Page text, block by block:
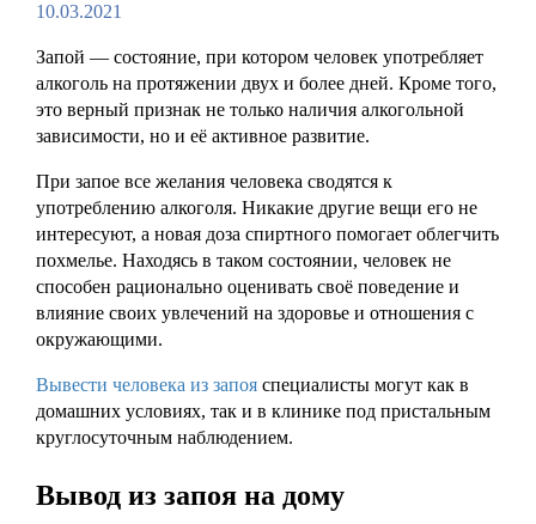
10.03.2021
Запой — состояние, при котором человек употребляет
алкоголь на протяжении двух и более дней. Кроме того,
это верный признак не только наличия алкогольной
зависимости, но и её активное развитие.
При запое все желания человека сводятся к
употреблению алкоголя. Никакие другие вещи его не
интересуют, а новая доза спиртного помогает облегчить
похмелье. Находясь в таком состоянии, человек не
способен рационально оценивать своё поведение и
влияние своих увлечений на здоровье и отношения с
окружающими.
Вывести человека из запоя специалисты могут как в
домашних условиях, так и в клинике под пристальным
круглосуточным наблюдением.
Вывод из запоя на дому